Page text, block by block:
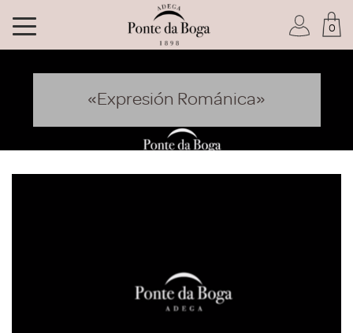
0
«Expresión Románica»